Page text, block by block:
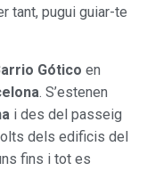
tant, pugui guiar-te
Gótico en
. S’estenen
i des del passeig
dels edificis del
fins i tot es